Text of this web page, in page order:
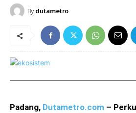
By dutametro
Padang, Dutametro.com –